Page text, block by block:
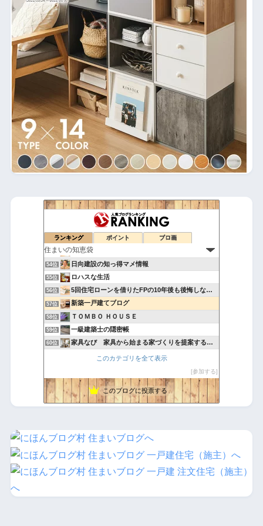
ランキング ポイント ブロ画
じんさんの「戸建て住宅の闇」ブログ
「 ひと環境の幸せ自然法則 」
52位 片山友見の暮らしノート
53位 エンローのブログ
54位 日向建設の知っ得マメ情報
55位 ロハスな生活
56位 5回住宅ローンを借りたFPの10年後も後悔しない住宅購入術
57位 新築一戸建てブログ
58位 ＴＯＭＢＯ ＨＯＵＳＥ
59位 一級建築士の隠密帳
60位 家具なび 家具から始まる家づくりを提案するインテリアショップ
住まいの気になるポイント
松尾建設の地盤の時間‐ハイスピード工法で安心住宅‐
63位 繁栄社って知ってる？
64位 建築×投資 | いい家に住みたい！
このカテゴリを全て表示
参加する
このブログに投票する